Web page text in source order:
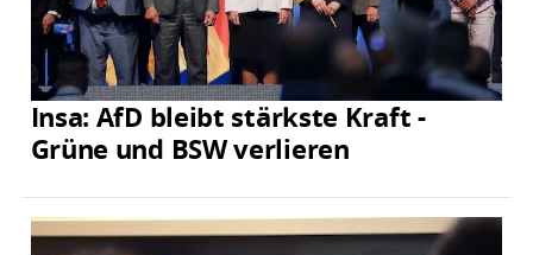
Insa: AfD bleibt stärkste Kraft -
Grüne und BSW verlieren